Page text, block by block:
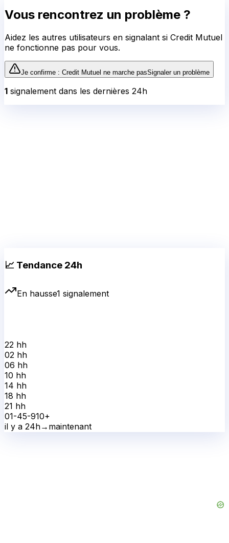
Vous rencontrez un problème ?
Aidez les autres utilisateurs en signalant si Credit Mutuel
ne fonctionne pas pour vous.
Je confirme : Credit Mutuel ne marche pasSignaler un problème
1 signalement dans les dernières 24h
📈 Tendance 24h
En hausse1 signalement
22 hh
02 hh
06 hh
10 hh
14 hh
18 hh
21 hh
01-45-910+
il y a 24h→ maintenant